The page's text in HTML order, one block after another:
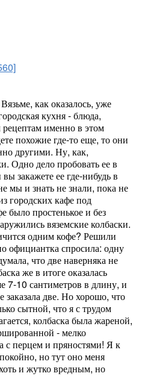
как оказалось, уже
кухня - блюда,
именно в этом
похожие где-то еще, то они
другими. Ну, как,
Одно дело пробовать ее в
закажете ее где-нибудь в
мы и знать не знали, пока не
городских кафе под
было простенькое и без
вяземские колбаски.
одним кофе? Решили
официантка спросила: одну
что две наверняка не
же в итоге оказалась
7-10 сантиметров в длину, и
две. Но хорошо, что
сытной, что я с трудом
колбаска была жареной,
- мелко
с перцем и пряностями! Я к
но тут оно меня
и жутко вредным, но